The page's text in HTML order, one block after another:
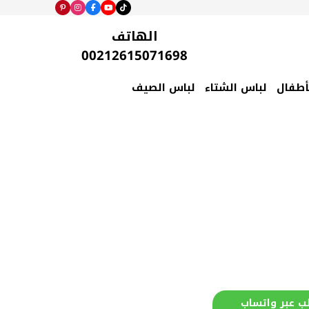
الهاتف
00212615071698
لباس الشتاء لباس الصيف
عبر واتساب